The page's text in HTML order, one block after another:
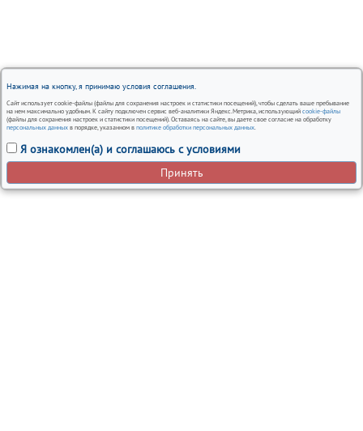
Нажимая на кнопку, я принимаю условия соглашения.
Сайт использует cookie-файлы (файлы для сохранения настроек и статистики посещений), чтобы сделать ваше пребывание
на нем максимально удобным. К сайту подключен сервис веб-аналитики Яндекс.Метрика, использующий cookie-файлы
(файлы для сохранения настроек и статистики посещений). Оставаясь на сайте, вы даете свое согласие на обработку
персональных данных в порядке, указанном в политике обработки персональных данных.
Я ознакомлен(а) и соглашаюсь с условиями
Принять